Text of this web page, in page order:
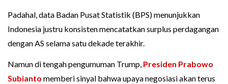
Padahal, data Badan Pusat Statistik (BPS) menunjukkan
Indonesia justru konsisten mencatatkan surplus perdagangan
dengan AS selama satu dekade terakhir.
Namun di tengah pengumuman Trump, Presiden Prabowo
Subianto memberi sinyal bahwa upaya negosiasi akan terus